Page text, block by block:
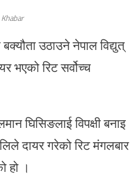
उठाउने नेपाल विद्युत्
भएको रिट सर्वोच्च
घिसिङलाई विपक्षी बनाइ
दायर गरेको रिट मंगलबार
हो ।